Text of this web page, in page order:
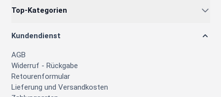
Top-Kategorien
Kundendienst
AGB
Widerruf - Rückgabe
Retourenformular
Lieferung und Versandkosten